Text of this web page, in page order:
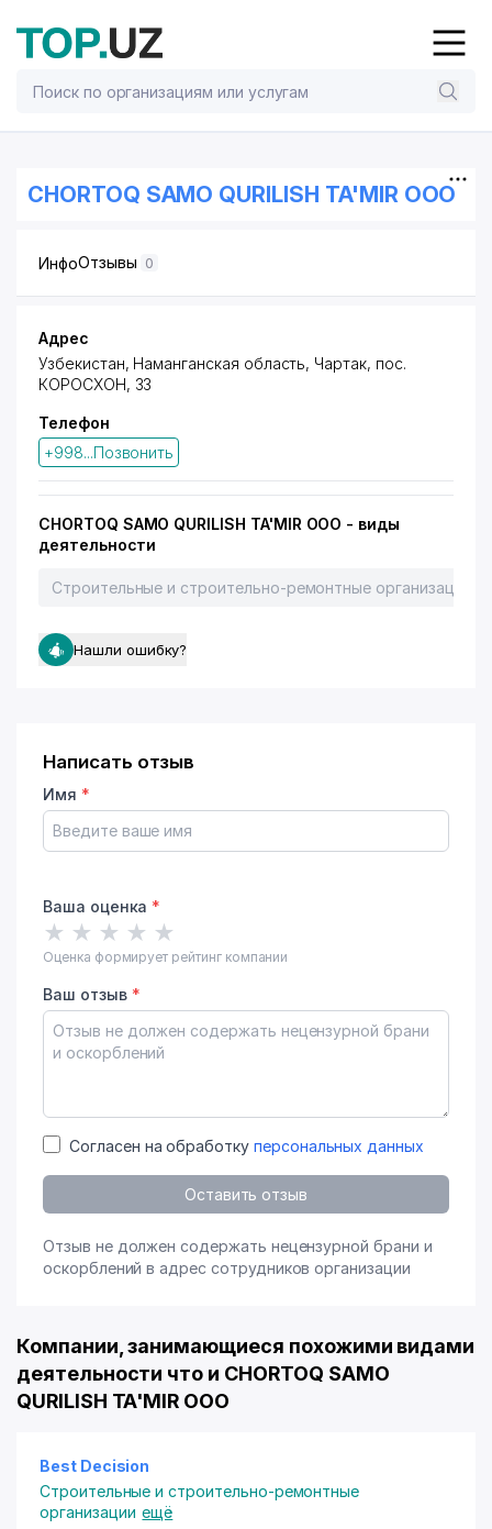
CHORTOQ SAMO QURILISH TA'MIR ООО
ИнфоОтзывы 0
Адрес
Узбекистан, Наманганская область, Чартак, пос.
КОРОСХОН, 33
Телефон
+998...Позвонить
CHORTOQ SAMO QURILISH TA'MIR ООО - виды
деятельности
Строительные и строительно-ремонтные организации
Нашли ошибку?
Написать отзыв
Имя *
Ваша оценка *
★ ★ ★ ★ ★
Оценка формирует рейтинг компании
Ваш отзыв *
Согласен на обработку персональных данных
Оставить отзыв
Отзыв не должен содержать нецензурной брани и
оскорблений в адрес сотрудников организации
Компании, занимающиеся похожими видами
деятельности что и CHORTOQ SAMO
QURILISH TA'MIR ООО
Best Decision
Строительные и строительно-ремонтные
организации ещё